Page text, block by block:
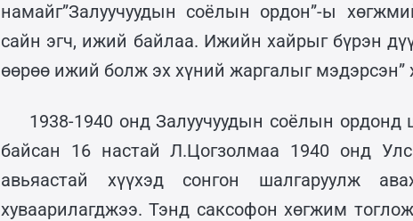
намайг”Залуучуудын соёлын ордон”-ы
сайн эгч, ижий байлаа. Ижийн хайрыг бүрэн
өөрөө ижий болж эх хүний жаргалыг мэдэрсэн”
1938-1940 онд Залуучуудын соёлын
байсан 16 настай Л.Цогзолмаа 1940 онд
авьяастай хүүхэд сонгон шалгаруулж
хуваарилагджээ. Тэнд саксофон хөгжим